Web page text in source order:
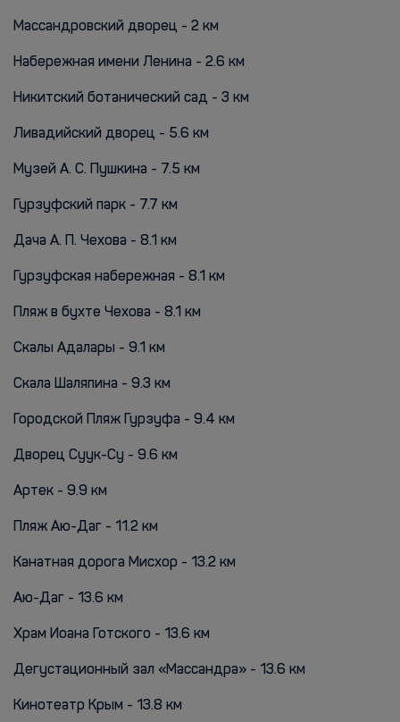
Массандровский дворец - 2 км
Набережная имени Ленина - 2.6 км
Никитский ботанический сад - 3 км
Ливадийский дворец - 5.6 км
Музей А. С. Пушкина - 7.5 км
Гурзуфский парк - 7.7 км
Дача А. П. Чехова - 8.1 км
Гурзуфская набережная - 8.1 км
Пляж в бухте Чехова - 8.1 км
Скалы Адалары - 9.1 км
Скала Шаляпина - 9.3 км
Городской Пляж Гурзуфа - 9.4 км
Дворец Суук-Су - 9.6 км
Артек - 9.9 км
Пляж Аю-Даг - 11.2 км
Канатная дорога Мисхор - 13.2 км
Аю-Даг - 13.6 км
Храм Иоана Готского - 13.6 км
Дегустационный зал «Массандра» - 13.6 км
Кинотеатр Крым - 13.8 км